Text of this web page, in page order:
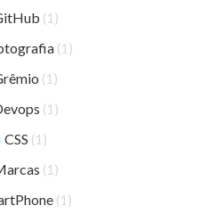
(1)
(1)
(1)
(1)
CSS (1)
(1)
(1)